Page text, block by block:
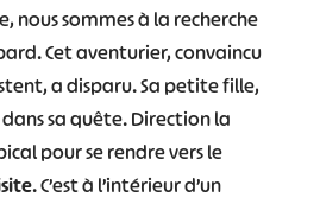
nous sommes à la recherche
Cet aventurier, convaincu
a disparu. Sa petite fille,
sa quête. Direction la
pour se rendre vers le
. C’est à l’intérieur d’un